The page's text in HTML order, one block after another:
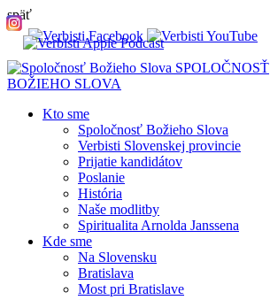
späť
SPOLOČNOSŤ
BOŽIEHO SLOVA
Kto sme
Spoločnosť Božieho Slova
Verbisti Slovenskej provincie
Prijatie kandidátov
Poslanie
História
Naše modlitby
Spiritualita Arnolda Janssena
Kde sme
Na Slovensku
Bratislava
Most pri Bratislave